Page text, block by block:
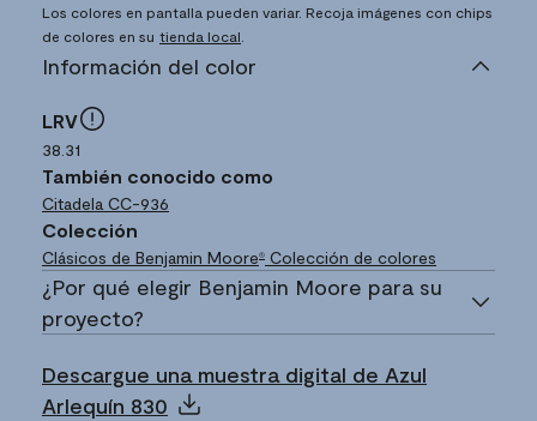
Los colores en pantalla pueden variar. Recoja imágenes con chips
de colores en su tienda local
Información del color
LRV
38.31
También conocido como
Citadela CC-936
Colección
Clásicos de Benjamin Moore® Colección de colores
¿Por qué elegir Benjamin Moore para su
proyecto?
Descargue una muestra digital de Azul
Arlequín 830